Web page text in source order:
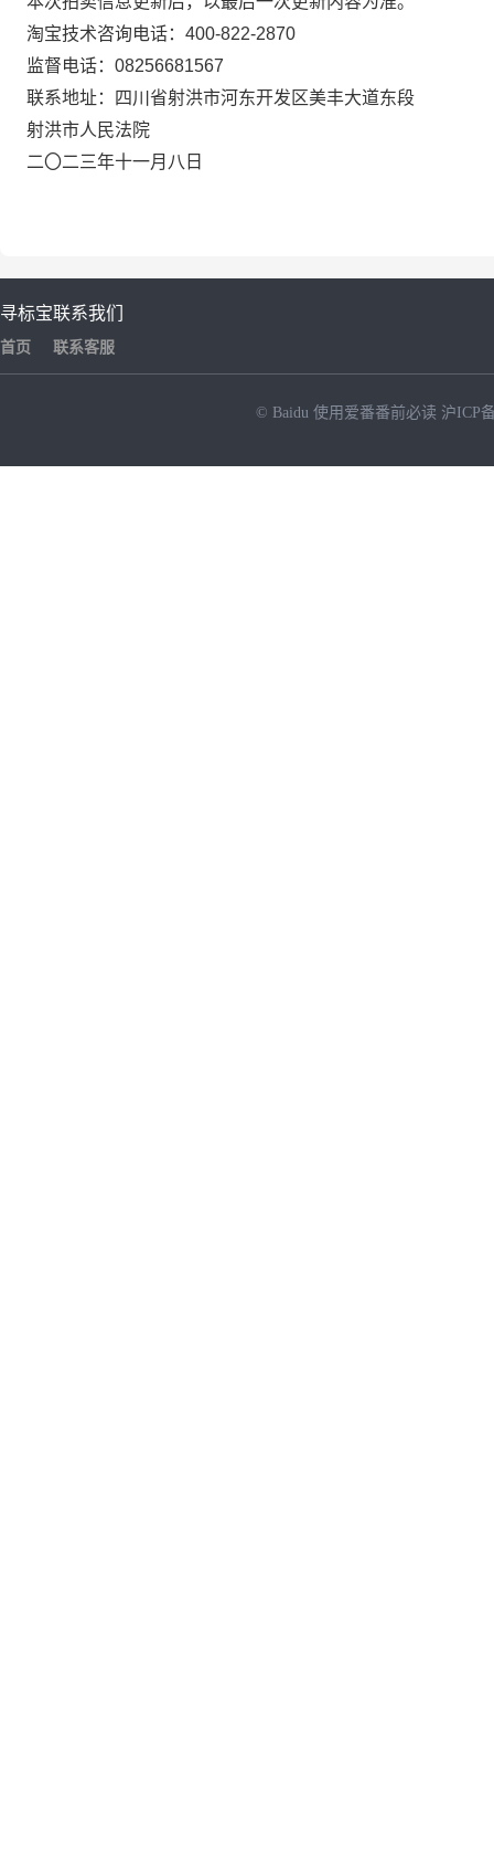
淘宝技术咨询电话： 400-822-2870
监督电话： 08256681567
联系地址：四川省射洪市河东开发区美丰大道东段
射洪市人民法院
二〇二三年十一月 八 日
寻标宝
首页
联系我们
联系客服
© Baidu 使用爱番番前必读 沪ICP